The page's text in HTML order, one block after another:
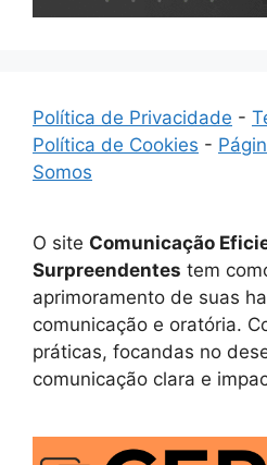
Política de Privacidade -
Política de Cookies -
Somos
O site Comunicação
Surpreendentes tem
aprimoramento de suas
comunicação e oratória.
práticas, focandas no
comunicação clara e